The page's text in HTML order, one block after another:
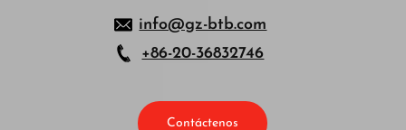
info@gz-btb.com
+86-20-36832746
Contáctenos